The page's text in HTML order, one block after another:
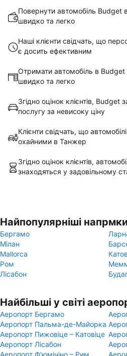
Повернути автомобіль Budget
швидко та легко
Наші клієнти свідчать, що
є досить ефективним
Отримати автомобіль в
швидко та легко
Згідно оцінок клієнтів,
послугу за невисоку ціну
Клієнти свідчать, що
охайними в Танжер
Згідно оцінок клієнтів,
знаходяться у задовільному
Найпопулярніші
Бергамо
Мілан
Mallorca
Ром
Лісабон
Найбільші у світі
Аеропорт Бергамо
Аеропорт Пальма-де-Майорка
Аеропорт Пижовіце – Катовіце
Аеропорт Лісабон
Аеропорт Ф'юмічіно – Рим